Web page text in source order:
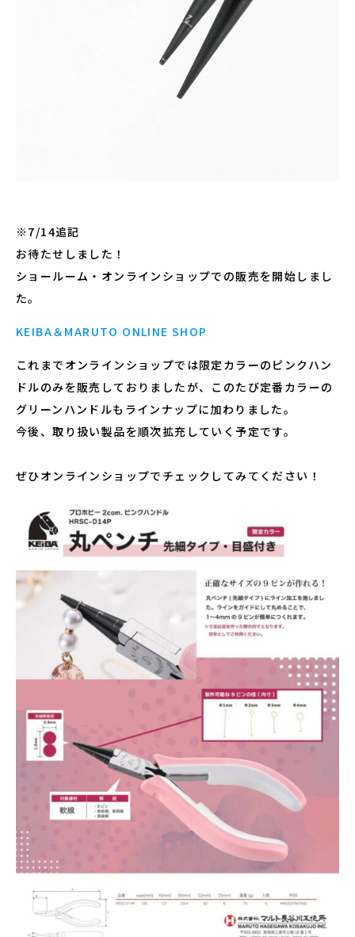
※7/14追記
お待たせしました！
ショールーム・オンラインショップでの販売を開始しまし
た。
KEIBA＆MARUTO ONLINE SHOP
これまでオンラインショップでは限定カラーのピンクハン
ドルのみを販売しておりましたが、このたび定番カラーの
グリーンハンドルもラインナップに加わりました。
今後、取り扱い製品を順次拡充していく予定です。
ぜひオンラインショップでチェックしてみてください！